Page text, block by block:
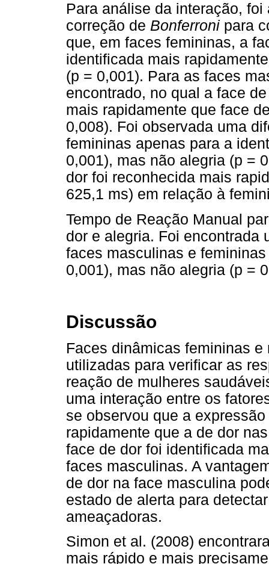
Para análise da interação,
correção de Bonferroni para
que, em faces femininas, a
identificada mais
(p = 0,001). Para as faces
encontrado, no qual a face
mais rapidamente que face
0,008). Foi observada uma
femininas apenas para a
0,001), mas não alegria (p =
dor foi reconhecida mais
625,1 ms) em relação à
Tempo de Reação Manual
dor e alegria. Foi encontrada
faces masculinas e
0,001), mas não alegria (p =
Discussão
Faces dinâmicas femininas
utilizadas para verificar as
reação de mulheres
uma interação entre os
se observou que a
rapidamente que a de dor
face de dor foi identificada
faces masculinas. A
de dor na face masculina
estado de alerta para
ameaçadoras.
Simon et al. (2008)
mais rápido e mais